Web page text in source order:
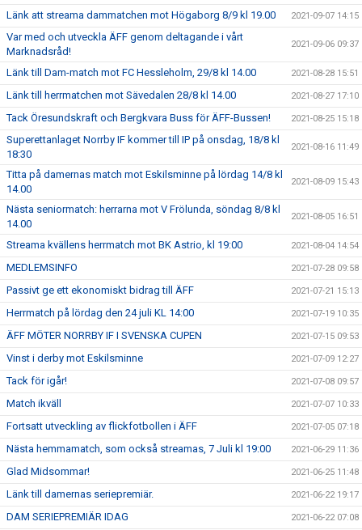
Länk att streama dammatchen mot Högaborg 8/9 kl 19.00 2021-09-07 14:15
Var med och utveckla ÄFF genom deltagande i vårt
Marknadsråd!
2021-09-06 09:37
Länk till Dam-match mot FC Hessleholm, 29/8 kl 14.00 2021-08-28 15:51
Länk till herrmatchen mot Sävedalen 28/8 kl 14.00 2021-08-27 17:10
Tack Öresundskraft och Bergkvara Buss för ÄFF-Bussen! 2021-08-25 15:18
Superettanlaget Norrby IF kommer till IP på onsdag, 18/8 kl
18:30
2021-08-16 11:49
Titta på damernas match mot Eskilsminne på lördag 14/8 kl
14.00
2021-08-09 15:43
Nästa seniormatch: herrarna mot V Frölunda, söndag 8/8 kl
14.00
2021-08-05 16:51
Streama kvällens herrmatch mot BK Astrio, kl 19:00 2021-08-04 14:54
MEDLEMSINFO 2021-07-28 09:58
Passivt ge ett ekonomiskt bidrag till ÄFF 2021-07-21 15:13
Herrmatch på lördag den 24 juli KL 14:00 2021-07-19 10:35
ÄFF MÖTER NORRBY IF I SVENSKA CUPEN 2021-07-15 09:53
Vinst i derby mot Eskilsminne 2021-07-09 12:27
Tack för igår! 2021-07-08 09:57
Match ikväll 2021-07-07 10:33
Fortsatt utveckling av flickfotbollen i ÄFF 2021-07-05 07:18
Nästa hemmamatch, som också streamas, 7 Juli kl 19:00 2021-06-29 11:36
Glad Midsommar! 2021-06-25 11:48
Länk till damernas seriepremiär. 2021-06-22 19:17
DAM SERIEPREMIÄR IDAG 2021-06-22 07:08